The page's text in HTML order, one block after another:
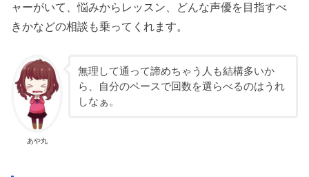
ャーがいて、悩みからレッスン、どんな声優を目指すべ
きかなどの相談も乗ってくれます。
あや丸
無理して通って諦めちゃう人も結構多いか
ら、自分のペースで回数を選らべるのはうれ
しなぁ。